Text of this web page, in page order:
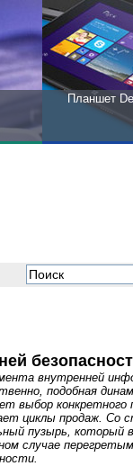
Планшет
внутренней
подобная
выбор конкретного
циклы продаж. Со
пузырь, который
случае